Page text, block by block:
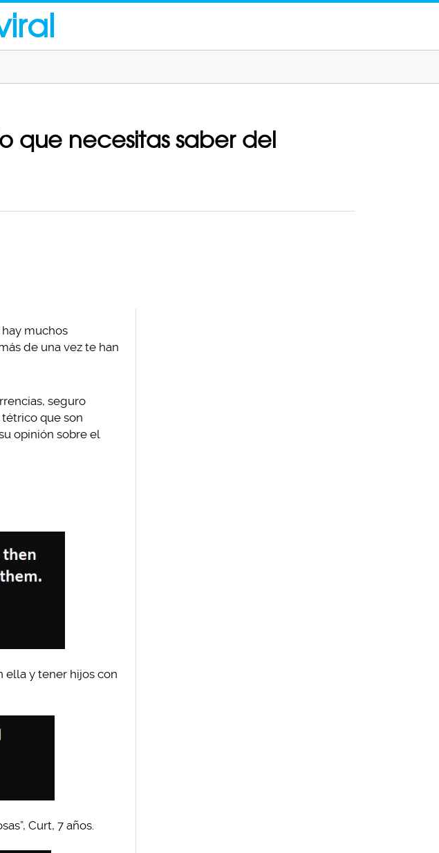
que necesitas saber del
muchos
de una vez te han
seguro
que son
opinión sobre el
ella y tener hijos con
Curt, 7 años.